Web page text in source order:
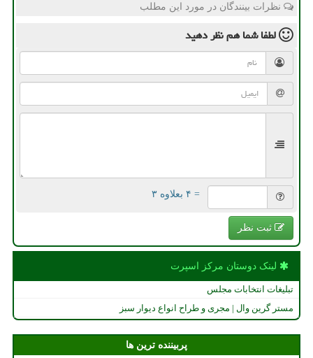
نظرات بینندگان در مورد این مطلب
لطفا شما همنظر دهید
= ۴ بعلاوه ۳
ثبت نظر
لینک دوستان مركز اسپرت
تبلیغات انتخابات مجلس
مستر گرین وال | مجری و طراح انواع دیوار سبز
پربیننده ترین ها